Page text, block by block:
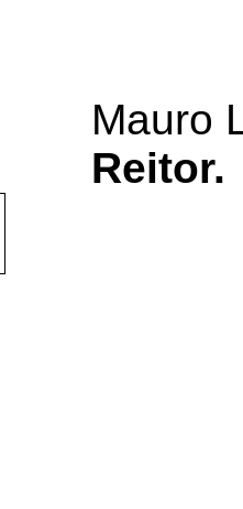
Mauro
Reitor.